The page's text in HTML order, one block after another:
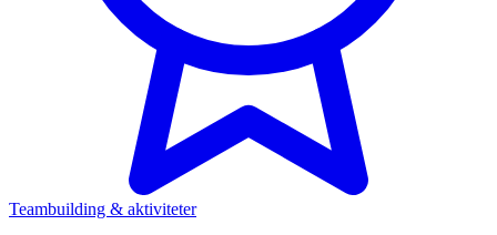
Teambuilding & aktiviteter